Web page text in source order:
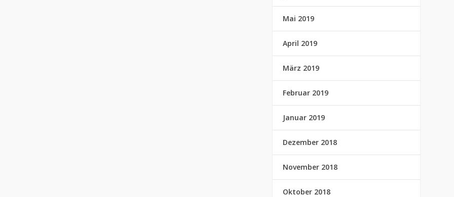
Mai 2019
April 2019
März 2019
Februar 2019
Januar 2019
Dezember 2018
November 2018
Oktober 2018